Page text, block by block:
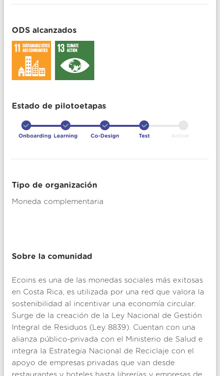
ODS alcanzados
Estado de pilotoetapas
Tipo de organización
Moneda complementaria
Sobre la comunidad
Ecoins es una de las monedas sociales más exitosas
en Costa Rica, es utilizada por una red que valora la
sostenibilidad al incentivar una economía circular.
Surge de la creación de la Ley Nacional de Gestión
Integral de Residuos (Ley 8839). Cuentan con una
alianza público-privada con el Ministerio de Salud e
integra la Estrategia Nacional de Reciclaje con el
apoyo de empresas privadas que van desde